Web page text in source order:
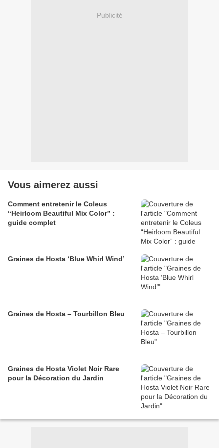
Publicité
Vous aimerez aussi
Comment entretenir le Coleus
“Heirloom Beautiful Mix Color” :
guide complet
Graines de Hosta ‘Blue Whirl Wind’
Graines de Hosta – Tourbillon Bleu
Graines de Hosta Violet Noir Rare
pour la Décoration du Jardin